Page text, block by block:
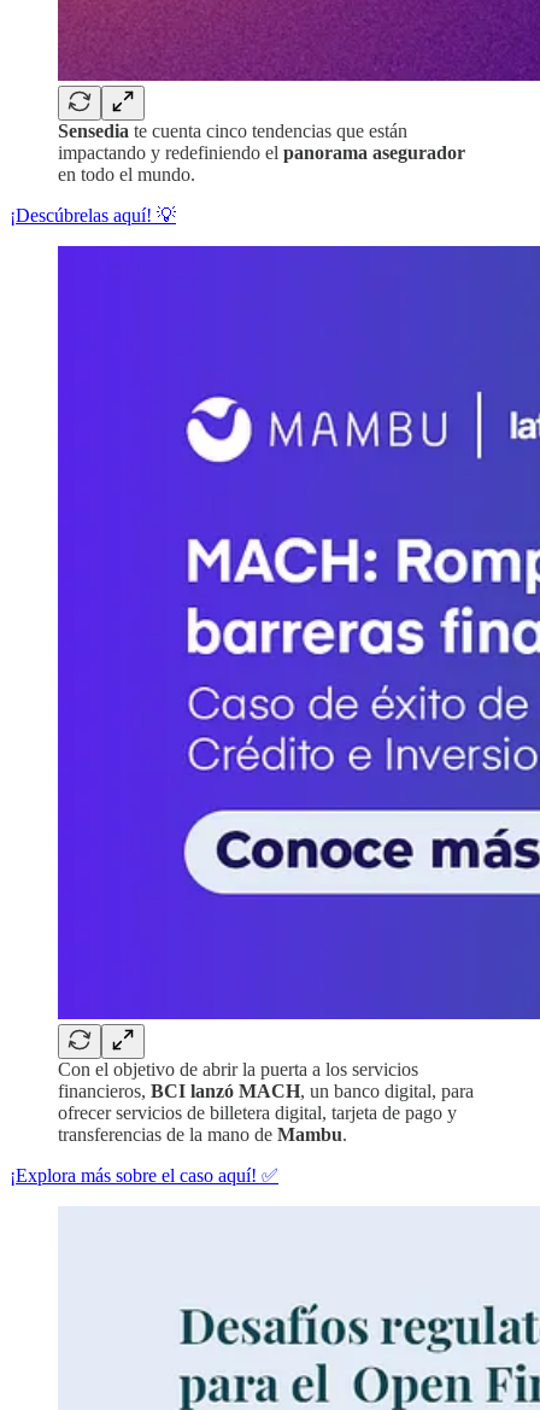
Sensedia te cuenta cinco tendencias que están
impactando y redefiniendo el panorama asegurador
en todo el mundo.
¡Descúbrelas aquí! 💡
Con el objetivo de abrir la puerta a los servicios
financieros, BCI lanzó MACH, un banco digital, para
ofrecer servicios de billetera digital, tarjeta de pago y
transferencias de la mano de Mambu.
¡Explora más sobre el caso aquí! ✅